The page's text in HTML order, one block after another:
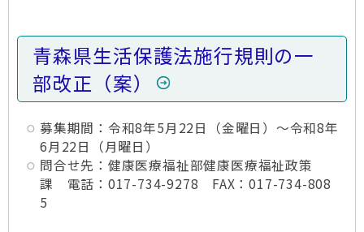
青森県生活保護法施行規則の一
部改正（案）
募集期間：令和8年5月22日（金曜日）～令和8年
6月22日（月曜日）
問合せ先：健康医療福祉部健康医療福祉政策
課 電話：017-734-9278 FAX：017-734-808
5